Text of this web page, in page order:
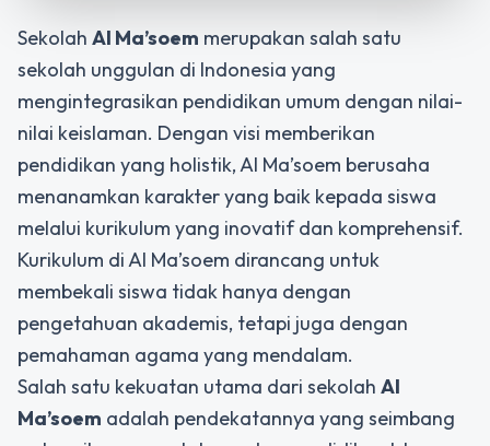
Sekolah Al Ma’soem merupakan salah satu
sekolah unggulan di Indonesia yang
mengintegrasikan pendidikan umum dengan nilai-
nilai keislaman. Dengan visi memberikan
pendidikan yang holistik, Al Ma’soem berusaha
menanamkan karakter yang baik kepada siswa
melalui kurikulum yang inovatif dan komprehensif.
Kurikulum di Al Ma’soem dirancang untuk
membekali siswa tidak hanya dengan
pengetahuan akademis, tetapi juga dengan
pemahaman agama yang mendalam.
Salah satu kekuatan utama dari sekolah Al
Ma’soem adalah pendekatannya yang seimbang